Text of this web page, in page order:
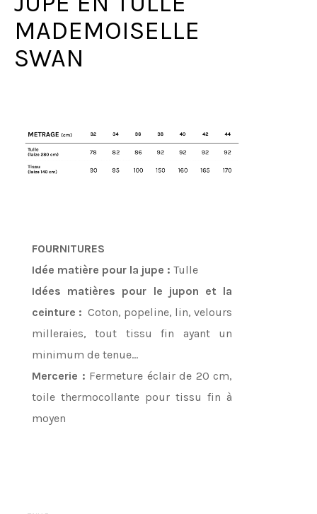
MADEMOISELLE
SWAN
FOURNITURES
Idée matière pour la jupe : Tulle
Idées matières pour le jupon et la
ceinture : Coton, popeline, lin, velours
milleraies, tout tissu fin ayant un
minimum de tenue…
Mercerie : Fermeture éclair de 20 cm,
toile thermocollante pour tissu fin à
moyen